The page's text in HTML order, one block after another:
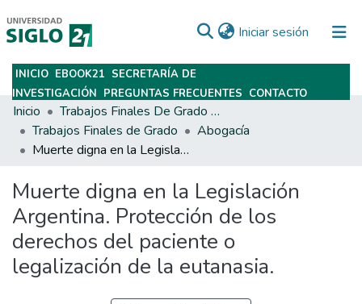
Iniciar sesión (current)
Subir
INICIO EBOOK21 SECRETARÍA DE
INVESTIGACIÓN PREGUNTAS FRECUENTES CONTACTO
Inicio
Trabajos Finales De Grado Y Posgrado
Trabajos Finales de Grado
Abogacía
Muerte digna en la Legislación Argentina. Protección de los derechos del paciente o legalización de la eutanasia.
Muerte digna en la Legislación
Argentina. Protección de los
derechos del paciente o
legalización de la eutanasia.